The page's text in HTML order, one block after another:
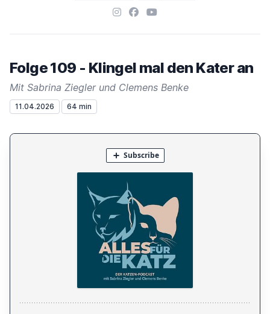
Instagram
Facebook
YouTube
Folge 109 - Klingel mal den Kater an
Mit Sabrina Ziegler und Clemens Benke
11.04.2026 64 min